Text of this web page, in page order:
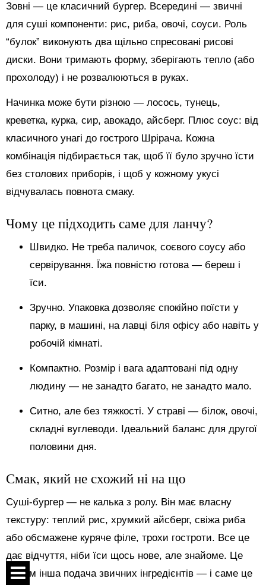
Зовні — це класичний бургер. Всередині — звичні
для суші компоненти: рис, риба, овочі, соуси. Роль
“булок” виконують два щільно спресовані рисові
диски. Вони тримають форму, зберігають тепло (або
прохолоду) і не розвалюються в руках.
Начинка може бути різною — лосось, тунець,
креветка, курка, сир, авокадо, айсберг. Плюс соус: від
класичного унагі до гострого Шрірача. Кожна
комбінація підбирається так, щоб її було зручно їсти
без столових приборів, і щоб у кожному укусі
відчувалась повнота смаку.
Чому це підходить саме для ланчу?
Швидко. Не треба паличок, соєвого соусу або
сервірування. Їжа повністю готова — береш і
їси.
Зручно. Упаковка дозволяє спокійно поїсти у
парку, в машині, на лавці біля офісу або навіть у
робочій кімнаті.
Компактно. Розмір і вага адаптовані під одну
людину — не занадто багато, не занадто мало.
Ситно, але без тяжкості. У страві — білок, овочі,
складні вуглеводи. Ідеальний баланс для другої
половини дня.
Смак, який не схожий ні на що
Суші-бургер — не калька з ролу. Він має власну
текстуру: теплий рис, хрумкий айсберг, свіжа риба
або обсмажене куряче філе, трохи гостроти. Все це
дає відчуття, ніби їси щось нове, але знайоме. Це
зовсім інша подача звичних інгредієнтів — і саме це